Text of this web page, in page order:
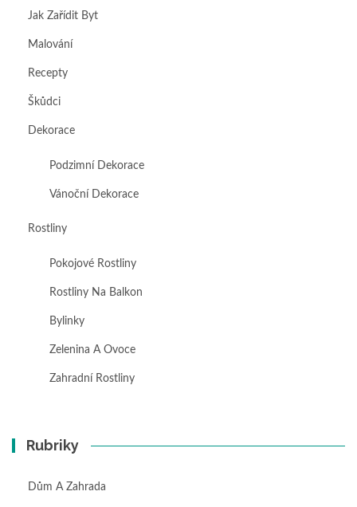
Jak Zařídit Byt
Malování
Recepty
Škůdci
Dekorace
Podzimní Dekorace
Vánoční Dekorace
Rostliny
Pokojové Rostliny
Rostliny Na Balkon
Bylinky
Zelenina A Ovoce
Zahradní Rostliny
Rubriky
Dům A Zahrada